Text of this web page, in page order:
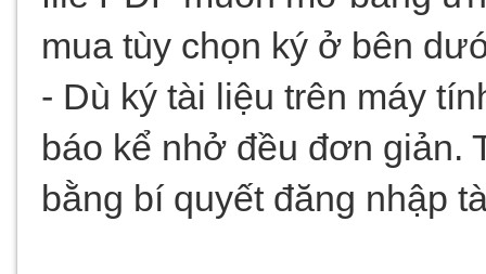
mua tùy chọn ký ở bên
- Dù ký tài liệu trên máy
báo kể nhở đều đơn giản.
bằng bí quyết đăng nhập